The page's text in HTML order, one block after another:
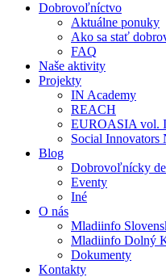
Dobrovoľníctvo
Aktuálne ponuky
Ako sa stať
FAQ
Naše aktivity
Projekty
IN Academy
REACH
EUROASIA vol.
Social Innovators
Blog
Dobrovoľnícky
Eventy
Iné
O nás
Mladiinfo
Mladiinfo Dolný
Dokumenty
Kontakty